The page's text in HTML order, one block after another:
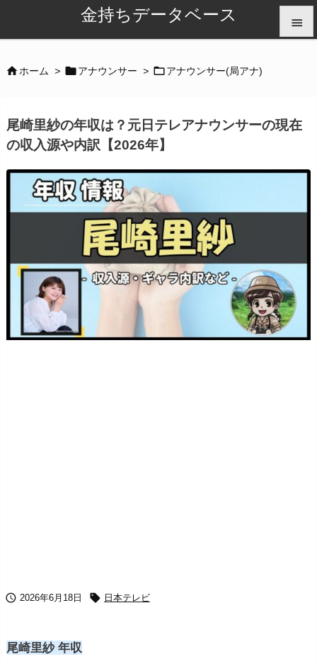
金持ちデータベース 


ホーム > アナウンサー > アナウンサー(局アナ)
尾崎里紗の年収は？元日テレアナウンサーの現在
の収入源や内訳【2026年】
 2026年6月18日  日本テレビ
尾崎里紗 年収